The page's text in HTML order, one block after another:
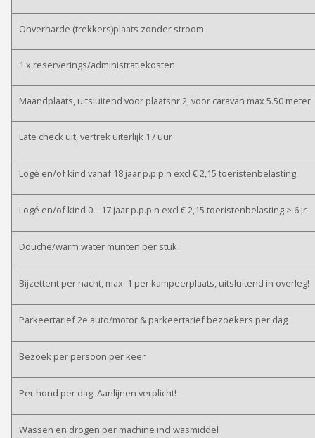
Onverharde (trekkers)plaats zonder stroom
1 x reserverings/administratiekosten
Maandplaats, uitsluitend voor plaatsnr 2, voor caravan max 5.50 meter
Late check uit, vertrek uiterlijk 17 uur
Logé en/of kind vanaf 18 jaar p.p.p.n excl € 2,15 toeristenbelasting
Logé en/of kind 0 – 17 jaar p.p.p.n excl € 2,15 toeristenbelasting > 6 jr
Douche/warm water munten per stuk
Bijzettent per nacht, max. 1 per kampeerplaats, uitsluitend in overleg!
Parkeertarief 2e auto/motor & parkeertarief bezoekers per dag
Bezoek per persoon per keer
Per hond per dag. Aanlijnen verplicht!
Wassen en drogen per machine incl wasmiddel